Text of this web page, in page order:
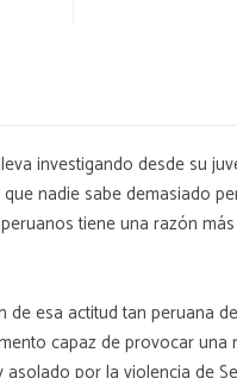
investigando desde su
nadie sabe demasiado
tiene una razón
esa actitud tan peruana
capaz de provocar una